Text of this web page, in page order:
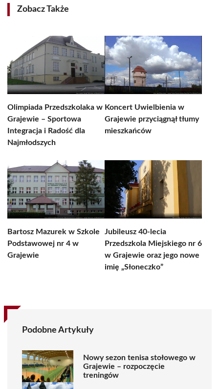
Zobacz Także
Olimpiada Przedszkolaka w
Grajewie – Sportowa
Integracja i Radość dla
Najmłodszych
Koncert Uwielbienia w
Grajewie przyciągnął tłumy
mieszkańców
Bartosz Mazurek w Szkole
Podstawowej nr 4 w
Grajewie
Jubileusz 40-lecia
Przedszkola Miejskiego nr 6
w Grajewie oraz jego nowe
imię „Słoneczko”
Podobne Artykuły
Nowy sezon tenisa stołowego w
Grajewie – rozpoczęcie
treningów